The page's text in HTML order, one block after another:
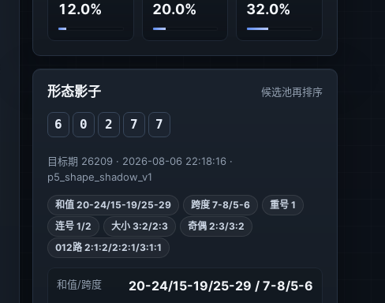
12.0% 20.0% 32.0%
形态影子 候选池再排序
6 0 2 7 7
目标期 26209 · 2026-08-06 22:18:16 ·
p5_shape_shadow_v1
和值 20-24/15-19/25-29 跨度 7-8/5-6
重号 1
连号 1/2
大小 3:2/2:3
奇偶 2:3/3:2
012路 2:1:2/2:2:1/3:1:1
和值/跨度 20-24/15-19/25-29 / 7-8/5-6